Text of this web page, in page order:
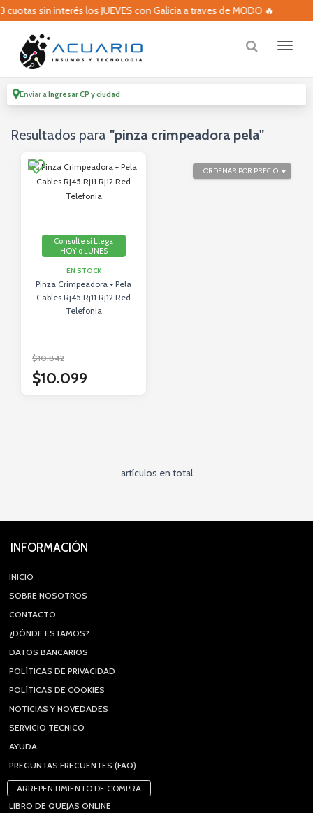
sin interés los JUEVES con Galicia a traves de MODO 🔥
Enviar aIngresar CP y ciudad
Resultados para "pinza crimpeadora pela"
ORDENAR POR PRECIO
Consulte si Llega
HOY o LUNES
EN STOCK
Pinza Crimpeadora + Pela
Cables Rj45 Rj11 Rj12 Red
Telefonia
$10.842
$10.099
artículos en total
INFORMACIÓN
INICIO
SOBRE NOSOTROS
CONTACTO
¿DÓNDE ESTAMOS?
DATOS BANCARIOS
POLÍTICAS DE PRIVACIDAD
POLÍTICAS DE COOKIES
NOTICIAS Y NOVEDADES
SERVICIO TÉCNICO
AYUDA
PREGUNTAS FRECUENTES (FAQ)
ARREPENTIMIENTO DE COMPRA
LIBRO DE QUEJAS ONLINE